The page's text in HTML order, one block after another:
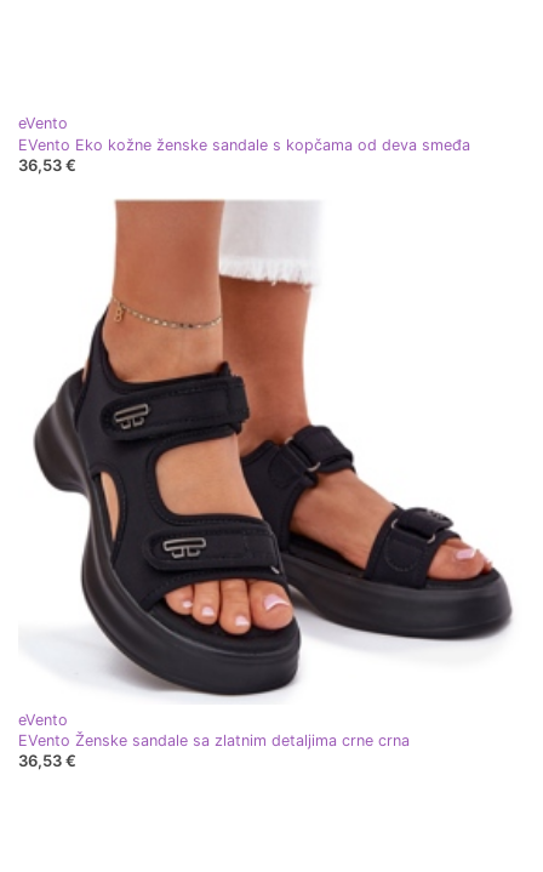
eVento
EVento Eko kožne ženske sandale s kopčama od deva smeđa
36,53 €
eVento
EVento Ženske sandale sa zlatnim detaljima crne crna
36,53 €